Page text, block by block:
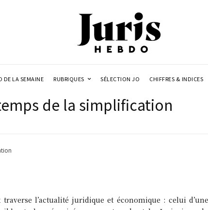
DE LA SEMAINE RUBRIQUES SÉLECTION JO CHIFFRES & INDICES
de la simplification
l’actualité juridique et économique : celui